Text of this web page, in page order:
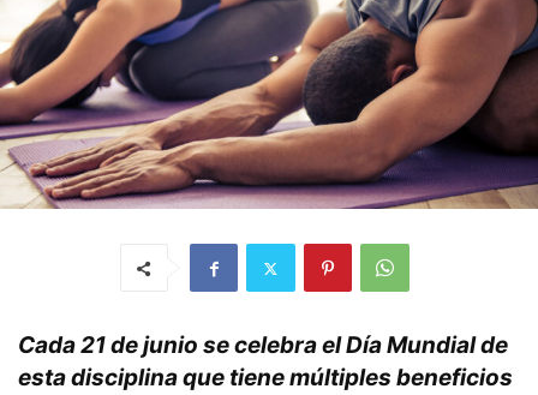
Cada 21 de junio se celebra el Día Mundial de
esta disciplina que tiene múltiples beneficios